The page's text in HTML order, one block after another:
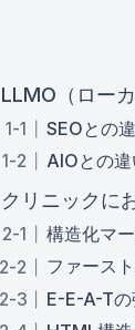
LLMO（ロー
SEOとの
AIOとの違
クリニックに
構造化マ
ファース
E-E-A-T